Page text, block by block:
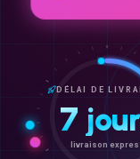
DÉLAI DE
7
livraison